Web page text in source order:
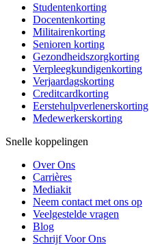
Studentenkorting
Docentenkorting
Militairenkorting
Senioren korting
Gezondheidszorgkorting
Verpleegkundigenkorting
Verjaardagskorting
Creditcardkorting
Eerstehulpverlenerskorting
Medewerkerskorting
Snelle koppelingen
Over Ons
Carrières
Mediakit
Neem contact met ons op
Veelgestelde vragen
Blog
Schrijf Voor Ons